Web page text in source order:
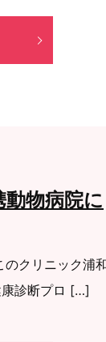
物病院に
クリニック浦
康診断プロ […]